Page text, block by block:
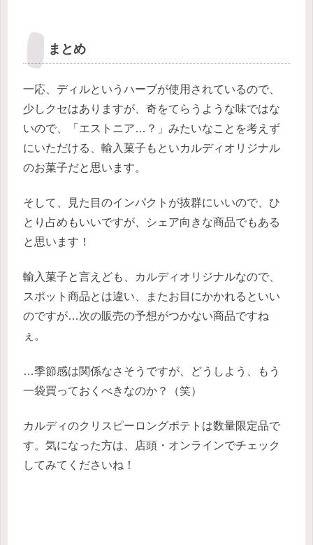
まとめ
一応、ディルというハーブが使用されているので、
少しクセはありますが、奇をてらうような味ではな
いので、「エストニア…？」みたいなことを考えず
にいただける、輸入菓子もといカルディオリジナル
のお菓子だと思います。
そして、見た目のインパクトが抜群にいいので、ひ
とり占めもいいですが、シェア向きな商品でもある
と思います！
輸入菓子と言えども、カルディオリジナルなので、
スポット商品とは違い、またお目にかかれるといい
のですが…次の販売の予想がつかない商品ですね
ぇ。
…季節感は関係なさそうですが、どうしよう、もう
一袋買っておくべきなのか？（笑）
カルディのクリスピーロングポテトは数量限定品で
す。気になった方は、店頭・オンラインでチェック
してみてくださいね！